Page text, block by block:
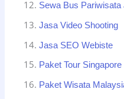
Sewa Bus Pariwisata
Jasa Video Shooting
Jasa SEO Webiste
Paket Tour
Paket Wisata